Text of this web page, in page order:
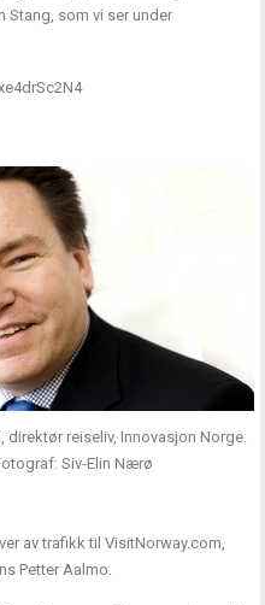
Stang, som vi ser under
direktør reiseliv, Innovasjon Norge.
Siv-Elin Nærø
av trafikk til VisitNorway.com,
Petter Aalmo.